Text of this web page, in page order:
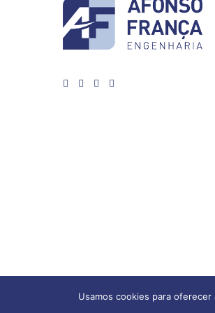
Usamos cookies para